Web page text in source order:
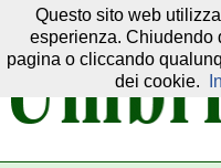
Il nostro
Questo sito web
esperienza. Chiudendo
pagina o cliccando
dei cookie.